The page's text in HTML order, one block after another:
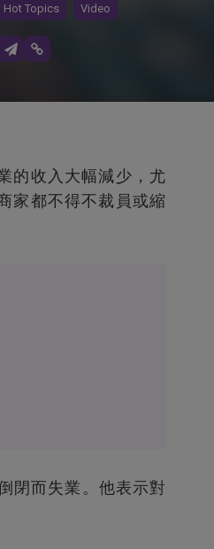
Hot Topics Video
的收入大幅減少，尤
家都不得不裁員或縮
閉而失業。他表示對